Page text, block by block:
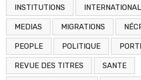
INSTITUTIONS
MEDIAS MIGRATIONS
PEOPLE POLITIQUE
REVUE DES TITRES SANTE